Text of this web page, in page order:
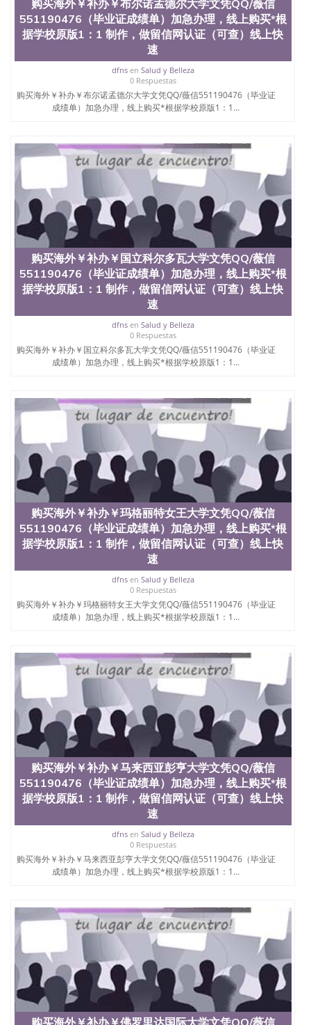
购买海外￥补办￥布尔诺孟德尔大学文凭QQ/薇信
551190476（毕业证成绩单）加急办理，线上购买*根
据学校原版1：1 制作，做留信网认证（可查）线上快
速
dfnsen Salud y Belleza
0 Respuestas
购买海外￥补办￥布尔诺孟德尔大学文凭QQ/薇信551190476（毕业证
成绩单）加急办理，线上购买*根据学校原版1：1...
购买海外￥补办￥国立科尔多瓦大学文凭QQ/薇信
551190476（毕业证成绩单）加急办理，线上购买*根
据学校原版1：1 制作，做留信网认证（可查）线上快
速
dfnsen Salud y Belleza
0 Respuestas
购买海外￥补办￥国立科尔多瓦大学文凭QQ/薇信551190476（毕业证
成绩单）加急办理，线上购买*根据学校原版1：1...
购买海外￥补办￥玛格丽特女王大学文凭QQ/薇信
551190476（毕业证成绩单）加急办理，线上购买*根
据学校原版1：1 制作，做留信网认证（可查）线上快
速
dfnsen Salud y Belleza
0 Respuestas
购买海外￥补办￥玛格丽特女王大学文凭QQ/薇信551190476（毕业证
成绩单）加急办理，线上购买*根据学校原版1：1...
购买海外￥补办￥马来西亚彭亨大学文凭QQ/薇信
551190476（毕业证成绩单）加急办理，线上购买*根
据学校原版1：1 制作，做留信网认证（可查）线上快
速
dfnsen Salud y Belleza
0 Respuestas
购买海外￥补办￥马来西亚彭亨大学文凭QQ/薇信551190476（毕业证
成绩单）加急办理，线上购买*根据学校原版1：1...
购买海外￥补办￥佛罗里达国际大学文凭QQ/薇信